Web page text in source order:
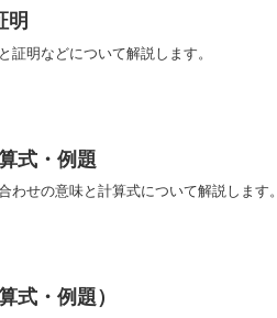
明
証明などについて解説します。
式・例題
わせの意味と計算式について解説します。
式・例題）